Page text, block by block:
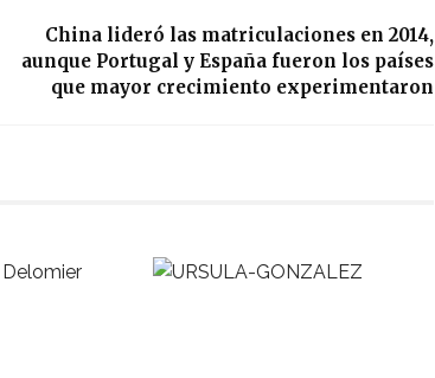
China lideró las matriculaciones en 2014,
aunque Portugal y España fueron los países
que mayor crecimiento experimentaron